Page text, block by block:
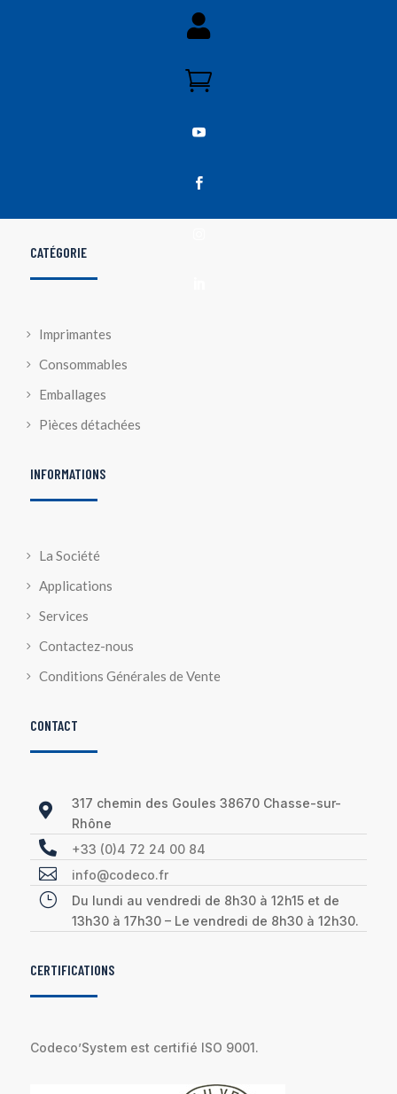




CATÉGORIE
Imprimantes
Consommables
Emballages
Pièces détachées
INFORMATIONS
La Société
Applications
Services
Contactez-nous
Conditions Générales de Vente
CONTACT

317 chemin des Goules 38670 Chasse-sur-
Rhône
 +33 (0)4 72 24 00 84
 info@codeco.fr
}
Du lundi au vendredi de 8h30 à 12h15 et de
13h30 à 17h30 – Le vendredi de 8h30 à 12h30.
CERTIFICATIONS
Codeco’System est certifié ISO 9001.